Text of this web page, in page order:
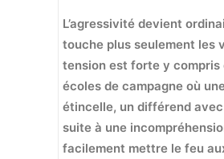
L’agressivité devient
touche plus seulement les
tension est forte y compris
écoles de campagne où
étincelle, un différend
suite à une
facilement mettre le feu